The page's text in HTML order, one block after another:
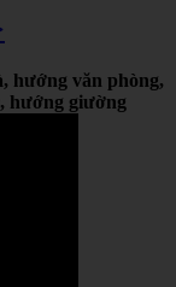
hướng văn phòng,
hướng giường